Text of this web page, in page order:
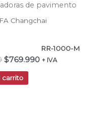
de pavimento
Changchai
RR-1000-M
$769.990 + IVA
carrito